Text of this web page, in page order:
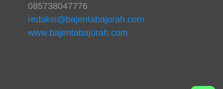
085738047776
redaksi@bajentabajurah.com
www.bajentabajurah.com